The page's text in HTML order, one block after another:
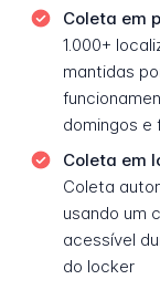
Coleta em
1.000+
mantidas
domingos e
Coleta em
Coleta
usando um
acessível
do locker